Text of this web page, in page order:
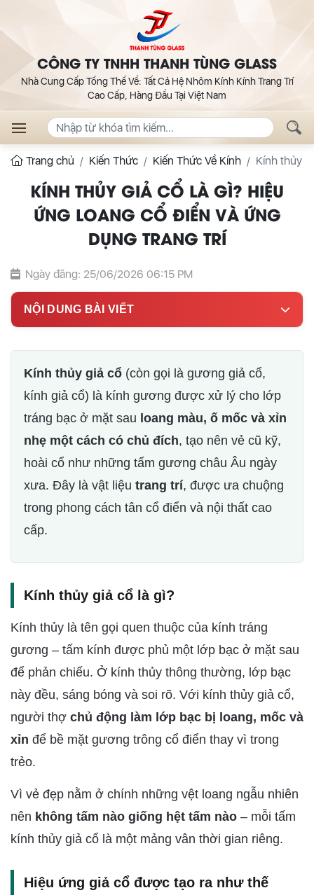
CÔNG TY TNHH THANH TÙNG GLASS
Nhà Cung Cấp Tổng Thể Về: Tất Cả Hệ Nhôm Kính Kính Trang Trí
Cao Cấp, Hàng Đầu Tại Việt Nam
Trang chủ Kiến Thức Kiến Thức Về Kính Kính thủy
KÍNH THỦY GIẢ CỔ LÀ GÌ? HIỆU
ỨNG LOANG CỔ ĐIỂN VÀ ỨNG
DỤNG TRANG TRÍ
Ngày đăng: 25/06/2026 06:15 PM
NỘI DUNG BÀI VIẾT
Kính thủy giả cổ (còn gọi là gương giả cổ,
kính giả cổ) là kính gương được xử lý cho lớp
tráng bạc ở mặt sau loang màu, ố mốc và xỉn
nhẹ một cách có chủ đích, tạo nên vẻ cũ kỹ,
hoài cổ như những tấm gương châu Âu ngày
xưa. Đây là vật liệu trang trí, được ưa chuộng
trong phong cách tân cổ điển và nội thất cao
cấp.
Kính thủy giả cổ là gì?
Kính thủy là tên gọi quen thuộc của kính tráng
gương – tấm kính được phủ một lớp bạc ở mặt sau
để phản chiếu. Ở kính thủy thông thường, lớp bạc
này đều, sáng bóng và soi rõ. Với kính thủy giả cổ,
người thợ chủ động làm lớp bạc bị loang, mốc và
xỉn để bề mặt gương trông cổ điển thay vì trong
trẻo.
Vì vẻ đẹp nằm ở chính những vệt loang ngẫu nhiên
nên không tấm nào giống hệt tấm nào – mỗi tấm
kính thủy giả cổ là một mảng vân thời gian riêng.
Hiệu ứng giả cổ được tạo ra như thế